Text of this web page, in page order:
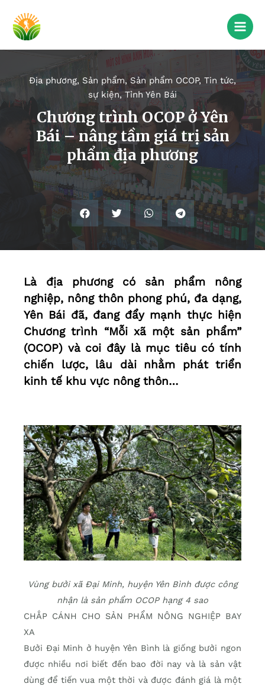
Địa phương, Sản phẩm, Sản phẩm OCOP, Tin tức,
sự kiện,Tỉnh Yên Bái
Chương trình OCOP ở Yên
Bái – nâng tầm giá trị sản
phẩm địa phương
Là địa phương có sản phẩm nông
nghiệp, nông thôn phong phú, đa dạng,
Yên Bái đã, đang đẩy mạnh thực hiện
Chương trình “Mỗi xã một sản phẩm”
(OCOP) và coi đây là mục tiêu có tính
chiến lược, lâu dài nhằm phát triển
kinh tế khu vực nông thôn…
Vùng bưởi xã Đại Minh, huyện Yên Bình được công
nhận là sản phẩm OCOP hạng 4 sao
CHẮP CÁNH CHO SẢN PHẨM NÔNG NGHIỆP BAY
XA
Bưởi Đại Minh ở huyện Yên Bình là giống bưởi ngon
được nhiều nơi biết đến bao đời nay và là sản vật
dùng để tiến vua một thời và được đánh giá là một